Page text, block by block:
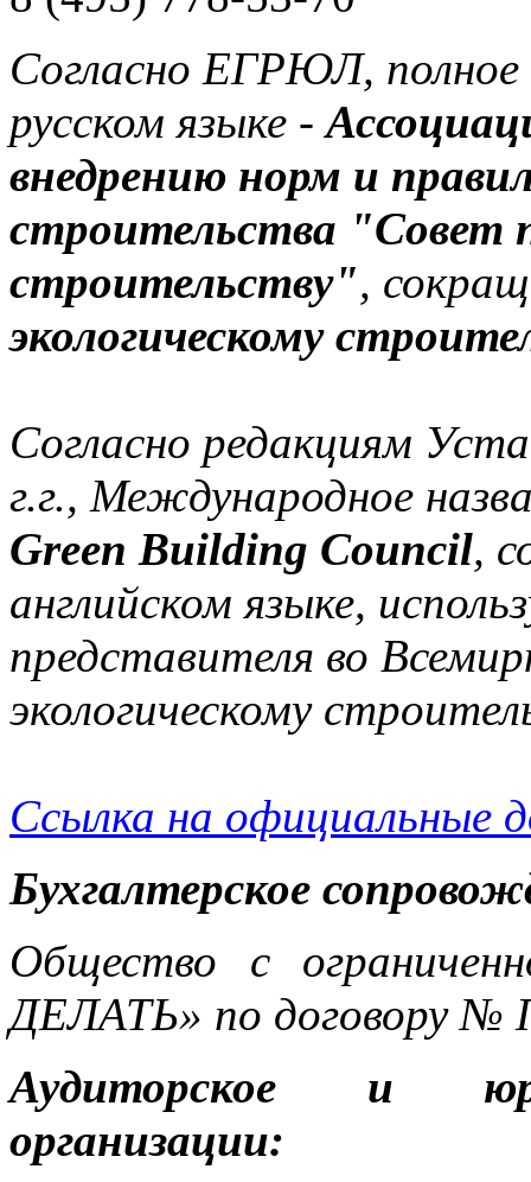
Согласно ЕГРЮЛ, полное
русском языке -
внедрению норм и правил
строительства "Совет
строительству",
экологическому
Согласно редакциям
г.г., Международное
Green Building Council,
английском языке,
представителя во
экологическому
Ссылка на официальные
Бухгалтерское
Общество с
ДЕЛАТЬ» по договору
Аудиторское и
организации: